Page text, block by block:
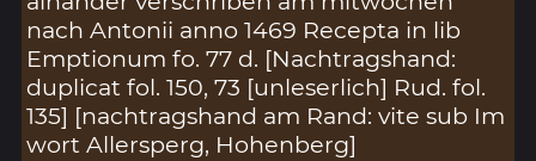
nach Antonii anno 1469 Recepta in lib
Emptionum fo. 77 d. [Nachtragshand:
duplicat fol. 150, 73 [unleserlich] Rud. fol.
135] [nachtragshand am Rand: vite sub Im
wort Allersperg, Hohenberg]